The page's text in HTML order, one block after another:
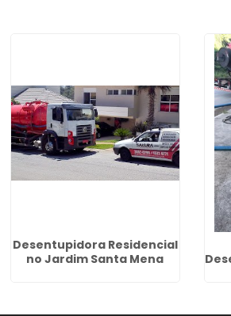
Desentupidora Residencial
no Jardim Santa Mena